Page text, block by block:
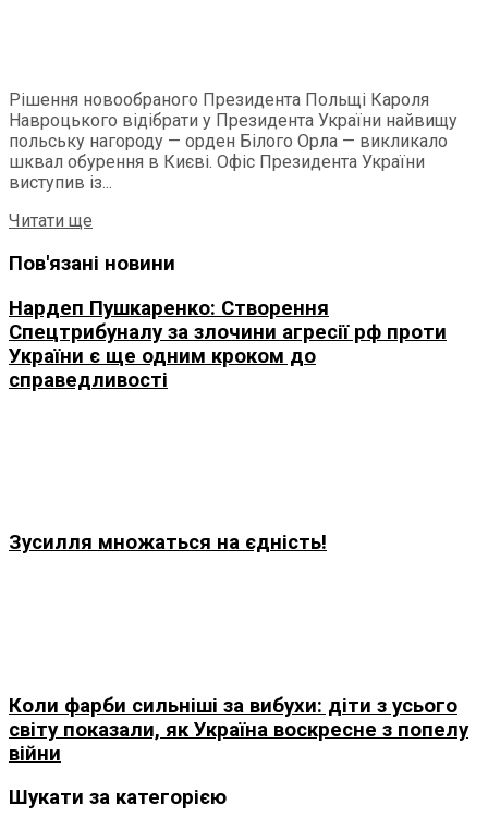
Рішення новообраного Президента Польщі Кароля
Навроцького відібрати у Президента України найвищу
польську нагороду — орден Білого Орла — викликало
шквал обурення в Києві. Офіс Президента України
виступив із...
Читати ще
Пов'язані новини
Нардеп Пушкаренко: Створення
Спецтрибуналу за злочини агресії рф проти
України є ще одним кроком до
справедливості
Зусилля множаться на єдність!
Коли фарби сильніші за вибухи: діти з усього
світу показали, як Україна воскресне з попелу
війни
Шукати за категорією